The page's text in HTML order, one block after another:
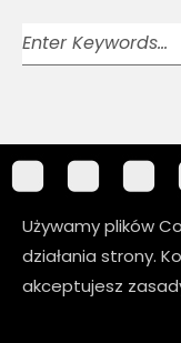
Używamy plików
działania strony.
akceptujesz